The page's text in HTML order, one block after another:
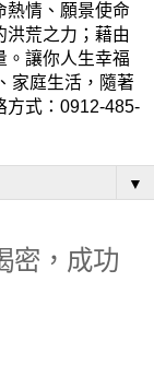
熱情、願景使命
洪荒之力；藉由
。讓你人生幸福
家庭生活，隨著
式：0912-485-
▼
密，成功